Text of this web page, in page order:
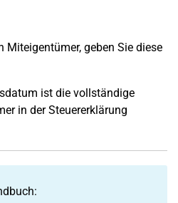
Miteigentümer, geben Sie diese
ist die vollständige
in der Steuererklärung